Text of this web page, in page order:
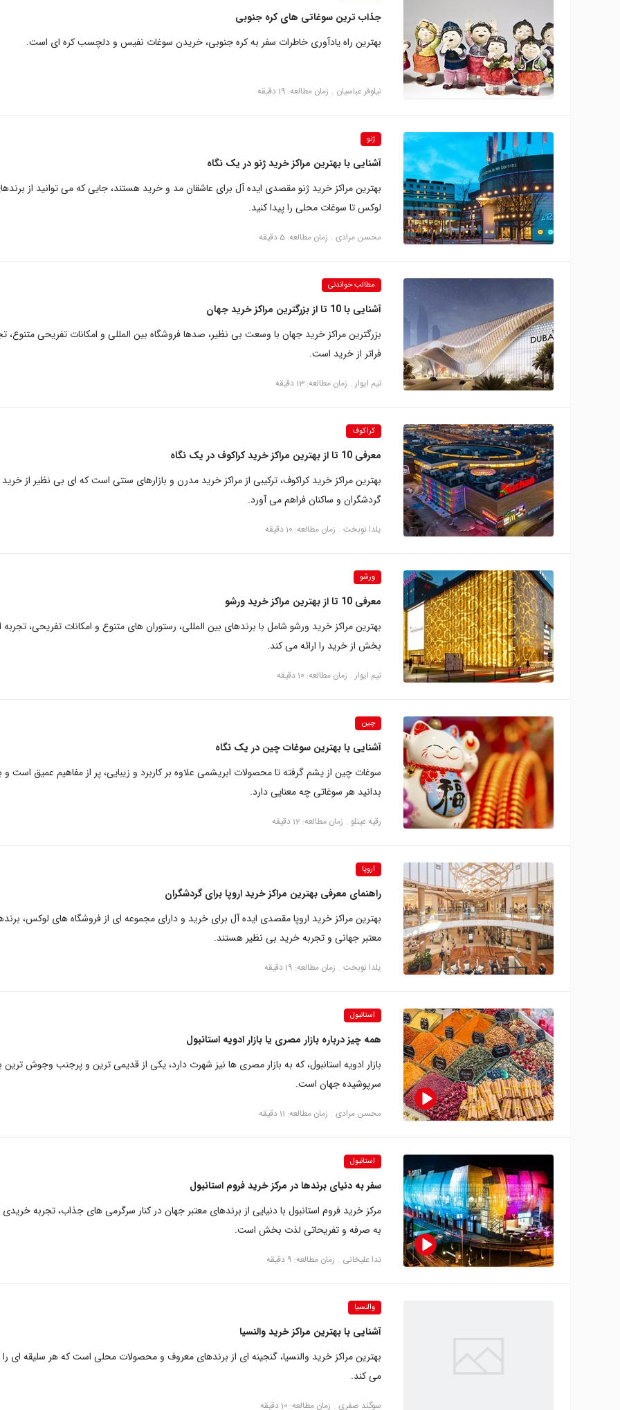
جذاب ترین سوغاتی های کره جنوبی
بهترین راه یادآوری خاطرات سفر به کره جنوبی، خریدن سوغات نفیس و دلچسب کره ای است.
نیلوفر عباسیان زمان مطالعه: 19 دقیقه
ژنو
آشنایی با بهترین مراکز خرید ژنو در یک نگاه
بهترین مراکز خرید ژنو مقصدی ایده آل برای عاشقان مد و خرید هستند، جایی که می توانید از
لوکس تا سوغات محلی را پیدا کنید.
محسن مرادی زمان مطالعه: 5 دقیقه
مطالب خواندنی
آشنایی با 10 تا از بزرگترین مراکز خرید جهان
بزرگترین مراکز خرید جهان با وسعت بی نظیر، صدها فروشگاه بین المللی و امکانات تفریحی متنوع،
فراتر از خرید است.
تیم ایوار زمان مطالعه: 13 دقیقه
کراکوف
معرفی 10 تا از بهترین مراکز خرید کراکوف در یک نگاه
بهترین مراکز خرید کراکوف، ترکیبی از مراکز خرید مدرن و بازارهای سنتی است که ای بی نظیر از خرید
گردشگران و ساکنان فراهم می آورد.
یلدا نوبخت زمان مطالعه: 10 دقیقه
ورشو
معرفی 10 تا از بهترین مراکز خرید ورشو
بهترین مراکز خرید ورشو شامل با برندهای بین المللی، رستوران های متنوع و امکانات تفریحی،
بخش از خرید را ارائه می کند.
تیم ایوار زمان مطالعه: 10 دقیقه
چین
آشنایی با بهترین سوغات چین در یک نگاه
سوغات چین از یشم گرفته تا محصولات ابریشمی علاوه بر کاربرد و زیبایی، پر از مفاهیم عمیق است و
بدانید هر سوغاتی چه معنایی دارد.
رقیه عینلو زمان مطالعه: 12 دقیقه
اروپا
راهنمای معرفی بهترین مراکز خرید اروپا برای گردشگران
بهترین مراکز خرید اروپا مقصدی ایده آل برای خرید و دارای مجموعه ای از فروشگاه های لوکس،
معتبر جهانی و تجربه خرید بی نظیر هستند.
یلدا نوبخت زمان مطالعه: 19 دقیقه
استانبول
همه چیز درباره بازار مصری یا بازار ادویه استانبول
بازار ادویه استانبول، که به بازار مصری ها نیز شهرت دارد، یکی از قدیمی ترین و پرجنب وجوش ترین
سرپوشیده جهان است.
محسن مرادی زمان مطالعه: 11 دقیقه
استانبول
سفر به دنیای برندها در مرکز خرید فروم استانبول
مرکز خرید فروم استانبول با دنیایی از برندهای معتبر جهان در کنار سرگرمی های جذاب، تجربه
به صرفه و تفریحاتی لذت بخش است.
ندا علیخانی زمان مطالعه: 9 دقیقه
والنسیا
آشنایی با بهترین مراکز خرید والنسیا
بهترین مراکز خرید والنسیا، گنجینه ای از برندهای معروف و محصولات محلی است که هر سلیقه ای
می کند.
سوگند صفری زمان مطالعه: 10 دقیقه